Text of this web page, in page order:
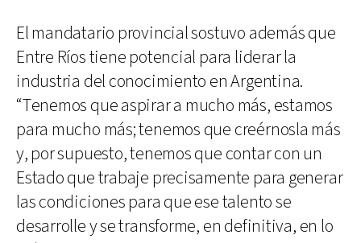
El mandatario provincial sostuvo además que
Entre Ríos tiene potencial para liderar la
industria del conocimiento en Argentina.
“Tenemos que aspirar a mucho más, estamos
para mucho más; tenemos que creérnosla más
y, por supuesto, tenemos que contar con un
Estado que trabaje precisamente para generar
las condiciones para que ese talento se
desarrolle y se transforme, en definitiva, en lo